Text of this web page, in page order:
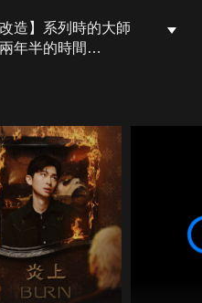
造】系列時的大師
年半的時間